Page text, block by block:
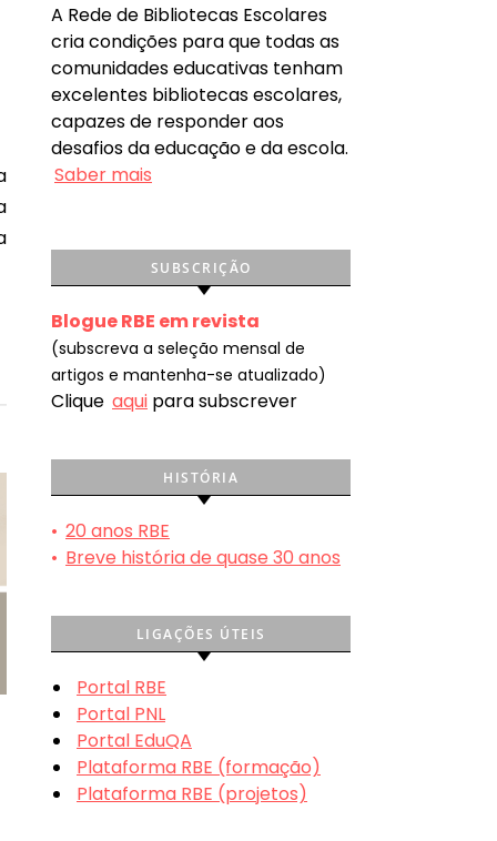
A Rede de Bibliotecas Escolares
cria condições para que todas as
comunidades educativas tenham
excelentes bibliotecas escolares,
capazes de responder aos
desafios da educação e da escola.
Saber mais
SUBSCRIÇÃO
Blogue RBE em revista
(subscreva a seleção mensal de
artigos e mantenha-se atualizado)
Clique aqui para subscrever
HISTÓRIA
• 20 anos RBE
• Breve história de quase 30 anos
LIGAÇÕES ÚTEIS
Portal RBE
Portal PNL
Portal EduQA
Plataforma RBE (formação)
Plataforma RBE (projetos)